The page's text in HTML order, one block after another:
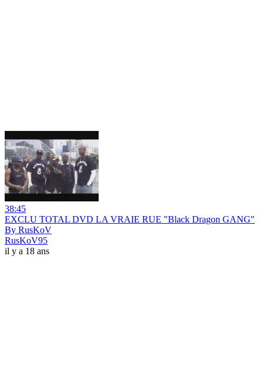
38:45
EXCLU TOTAL DVD LA VRAIE RUE "Black Dragon GANG"
By RusKoV
RusKoV95
il y a 18 ans